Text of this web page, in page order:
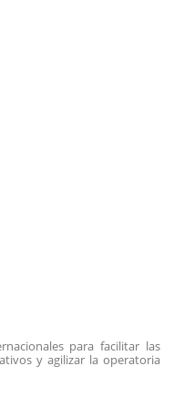
para facilitar las
y agilizar la operatoria